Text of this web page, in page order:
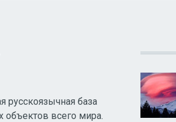
русскоязычная база
объектов всего мира.